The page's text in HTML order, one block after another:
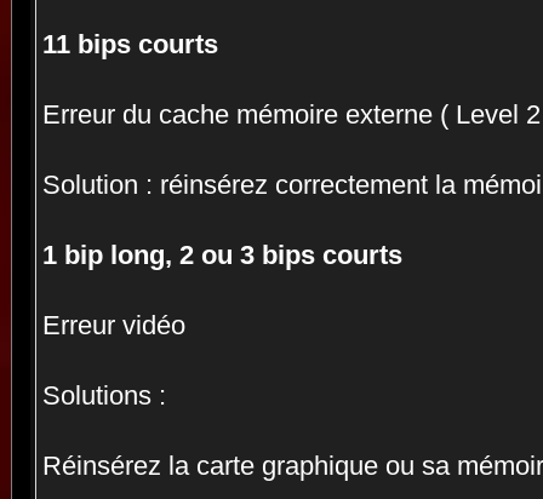
11 bips courts
Erreur du cache mémoire externe ( Level
Solution : réinsérez correctement la
1 bip long, 2 ou 3 bips courts
Erreur vidéo
Solutions :
Réinsérez la carte graphique ou sa